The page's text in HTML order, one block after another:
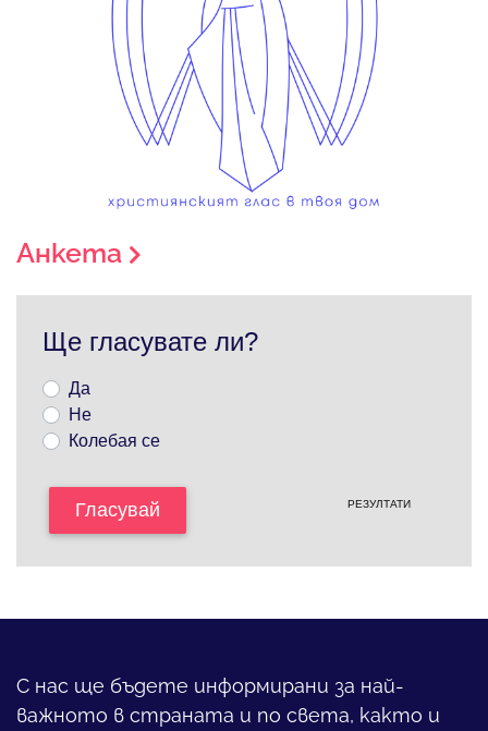
Анкета
Ще гласувате ли?
Да
Не
Колебая се
Гласувай РЕЗУЛТАТИ
С нас ще бъдете информирани за най-
важното в страната и по света, както и